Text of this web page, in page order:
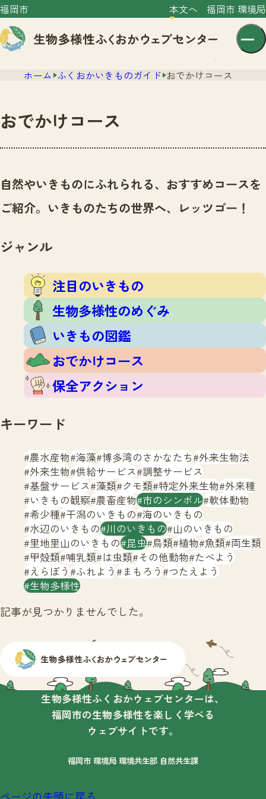
福岡市 本文へ 福岡市 環境局
文字サイズ 小 中 大
センター紹介
センター紹介TOP
サイトポリシー
ニュース
いきものガイド
注目のいきもの
生物多様性のめぐみ
いきもの図鑑
おでかけコース
保全アクション
イベント
いきもの調査隊
調査レポート
調査レポートTOP
調査結果
ふくおかいきものマップ
マッチング
マッチングTOP
掲載申し込みフォーム
お問合せ
生物多様性ふくおかウェブセンターとは
サイトマップ
ホーム ふくおかいきものガイド おでかけコース
おでかけコース
自然やいきものにふれられる、おすすめコースを
ご紹介。いきものたちの世界へ、レッツゴー！
ジャンル
注目のいきもの
生物多様性のめぐみ
いきもの図鑑
おでかけコース
保全アクション
キーワード
農水産物 海藻 博多湾のさかなたち 外来生物法
外来生物 供給サービス 調整サービス
基盤サービス 藻類 クモ類 特定外来生物 外来種
いきもの観察 農畜産物 市のシンボル 軟体動物
希少種 干潟のいきもの 海のいきもの
水辺のいきもの 川のいきもの 山のいきもの
里地里山のいきもの 昆虫 鳥類 植物 魚類 両生類
甲殻類 哺乳類 は虫類 その他動物 たべよう
えらぼう ふれよう まもろう つたえよう
生物多様性
記事が見つかりませんでした。
生物多様性ふくおかウェブセンターは、
福岡市の生物多様性を楽しく学べる
ウェブサイトです。
福岡市 環境局 環境共生部 自然共生課